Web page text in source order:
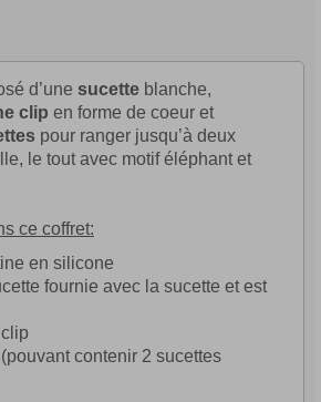
d’une sucette blanche,
clip en forme de coeur et
pour ranger jusqu’à deux
l e tout avec motif éléphant et
ce coffret:
en silicone
fournie avec la sucette et est
contenir 2 sucettes